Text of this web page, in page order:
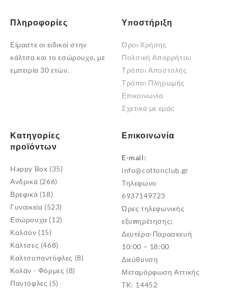
Πληροφορίες
Είμαστε οι ειδικοί στην
κάλτσα και το εσώρουχο, με
εμπειρία 30 ετών.
Υποστήριξη
Όροι Χρήσης
Πολιτική Απορρήτου
Τρόποι Αποστολής
Τρόποι Πληρωμής
Επικοινωνία
Σχετικά με εμάς
Κατηγορίες
προϊόντων
Happy Box (35)
Ανδρικά (266)
Βρεφικά (18)
Γυναικεία (523)
Εσώρουχα (12)
Καλσόν (15)
Κάλτσες (468)
Καλτσοπαντόφλες (8)
Κολάν - Φόρμες (8)
Παντόφλες (5)
Επικοινωνία
E-mail:
info@cottonclub.gr
Τηλεφωνο
6937149723
Ώρες τηλεφωνικής
εξυπηρέτησης:
Δευτέρα-Παρασκευή
10:00 – 18:00
Διεύθυνση
Μεταμόρφωση Αττικής
TK: 14452